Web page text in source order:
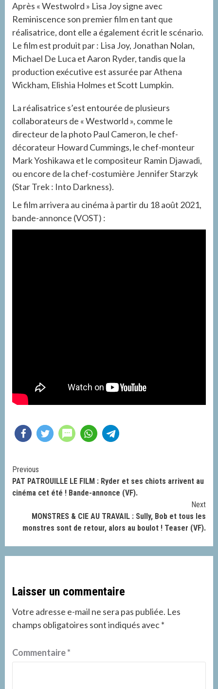
Après « Westwolrd » Lisa Joy signe avec
Reminiscence son premier film en tant que
réalisatrice, dont elle a également écrit le scénario.
Le film est produit par : Lisa Joy, Jonathan Nolan,
Michael De Luca et Aaron Ryder, tandis que la
production exécutive est assurée par Athena
Wickham, Elishia Holmes et Scott Lumpkin.
La réalisatrice s’est entourée de plusieurs
collaborateurs de « Westworld », comme le
directeur de la photo Paul Cameron, le chef-
décorateur Howard Cummings, le chef-monteur
Mark Yoshikawa et le compositeur Ramin Djawadi,
ou encore de la chef-costumière Jennifer Starzyk
(Star Trek : Into Darkness).
Le film arrivera au cinéma à partir du 18 août 2021,
bande-annonce (VOST) :
Continue
Reading
Previous
PAT PATROUILLE LE FILM : Ryder et ses chiots arrivent au
cinéma cet été ! Bande-annonce (VF).
Next
MONSTRES & CIE AU TRAVAIL : Sully, Bob et tous les
monstres sont de retour, alors au boulot ! Teaser (VF).
Laisser un commentaire
Votre adresse e-mail ne sera pas publiée. Les
champs obligatoires sont indiqués avec*
Commentaire*